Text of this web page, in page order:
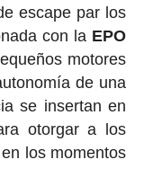
escape par los
con la EPO
motores
de una
se insertan en
otorgar a los
los momentos